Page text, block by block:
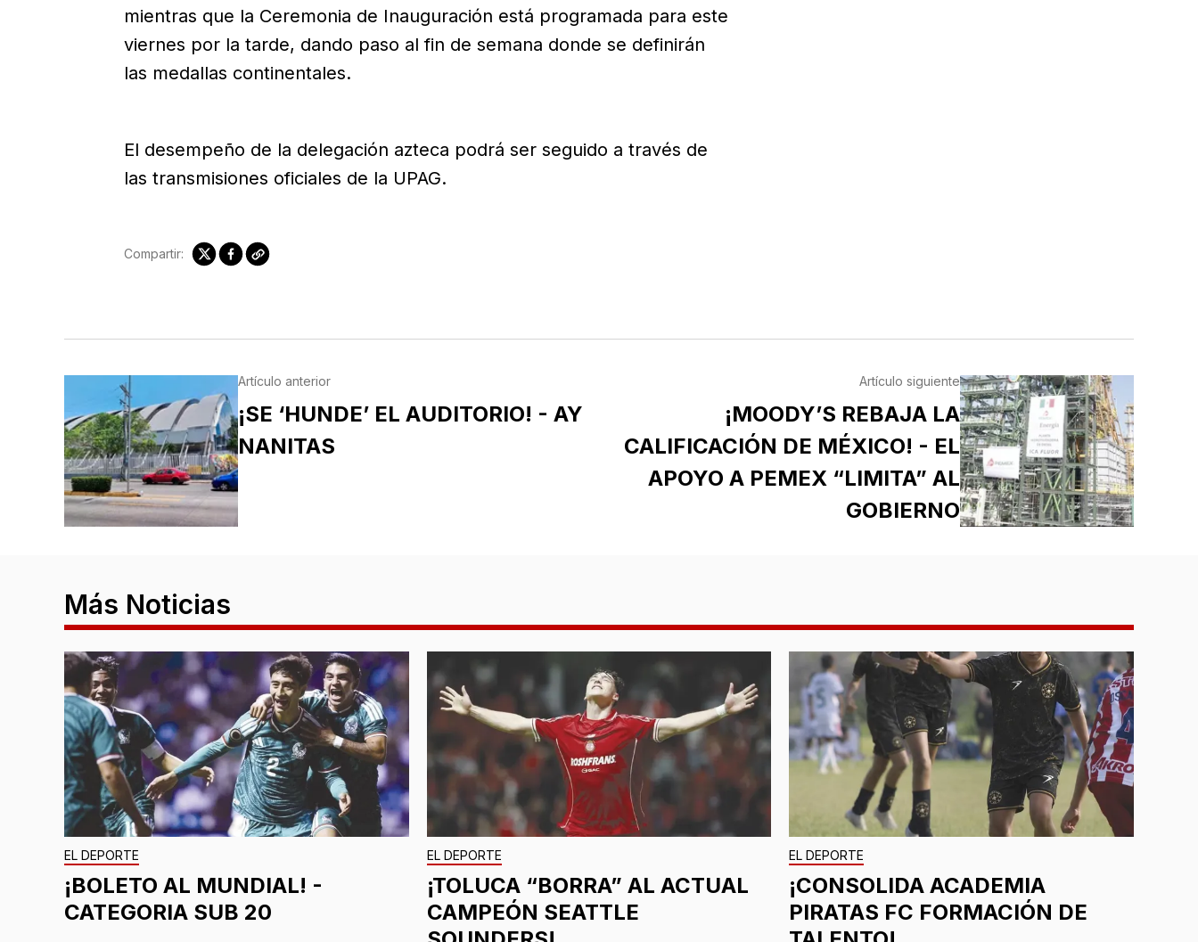
mientras que la Ceremonia de Inauguración está programada para este
viernes por la tarde, dando paso al fin de semana donde se definirán
las medallas continentales.
El desempeño de la delegación azteca podrá ser seguido a través de
las transmisiones oficiales de la UPAG.
Compartir:
Artículo anterior
¡SE ‘HUNDE’ EL AUDITORIO! - AY
NANITAS
Artículo siguiente
¡MOODY’S REBAJA LA
CALIFICACIÓN DE MÉXICO! - EL
APOYO A PEMEX “LIMITA” AL
GOBIERNO
Más Noticias
EL DEPORTE
¡BOLETO AL MUNDIAL! -
CATEGORIA SUB 20
EL DEPORTE
¡TOLUCA “BORRA” AL ACTUAL
CAMPEÓN SEATTLE
EL DEPORTE
¡CONSOLIDA ACADEMIA
PIRATAS FC FORMACIÓN DE